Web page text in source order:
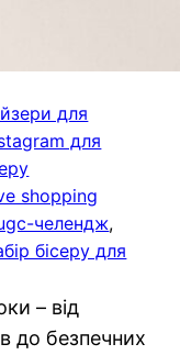
для
для
shopping
челендж
бісеру для
– від
до безпечних